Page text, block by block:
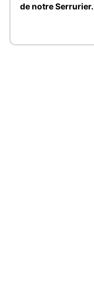
de notre Serrurier.